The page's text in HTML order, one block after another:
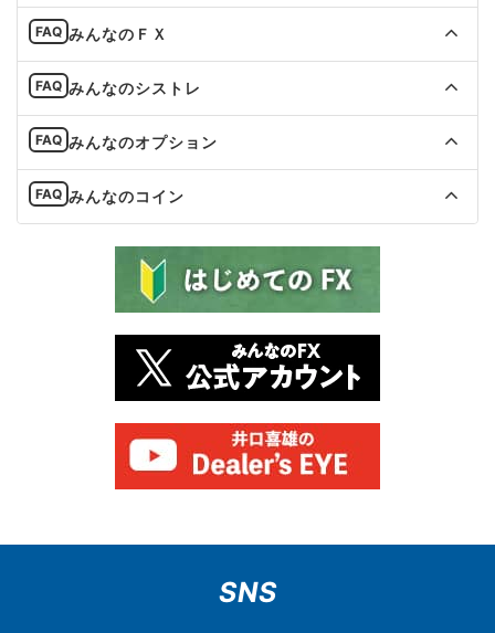
みんなのＦＸ
みんなのシストレ
みんなのオプション
みんなのコイン
SNS